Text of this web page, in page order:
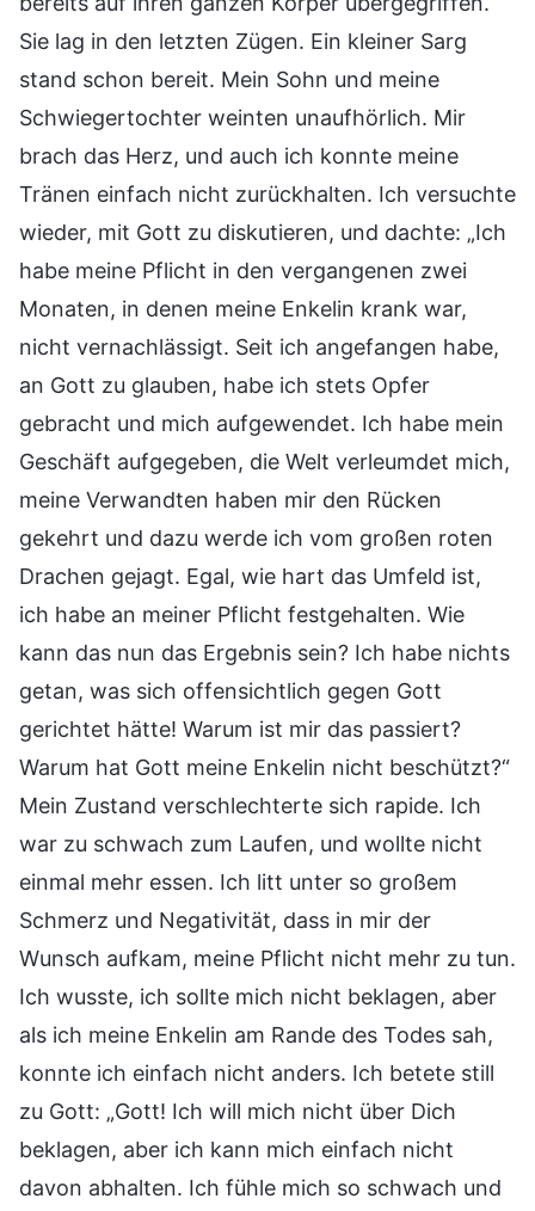
Sie lag in den letzten Zügen. Ein kleiner Sarg
stand schon bereit. Mein Sohn und meine
Schwiegertochter weinten unaufhörlich. Mir
brach das Herz, und auch ich konnte meine
Tränen einfach nicht zurückhalten. Ich versuchte
wieder, mit Gott zu diskutieren, und dachte: „Ich
habe meine Pflicht in den vergangenen zwei
Monaten, in denen meine Enkelin krank war,
nicht vernachlässigt. Seit ich angefangen habe,
an Gott zu glauben, habe ich stets Opfer
gebracht und mich aufgewendet. Ich habe mein
Geschäft aufgegeben, die Welt verleumdet mich,
meine Verwandten haben mir den Rücken
gekehrt und dazu werde ich vom großen roten
Drachen gejagt. Egal, wie hart das Umfeld ist,
ich habe an meiner Pflicht festgehalten. Wie
kann das nun das Ergebnis sein? Ich habe nichts
getan, was sich offensichtlich gegen Gott
gerichtet hätte! Warum ist mir das passiert?
Warum hat Gott meine Enkelin nicht beschützt?“
Mein Zustand verschlechterte sich rapide. Ich
war zu schwach zum Laufen, und wollte nicht
einmal mehr essen. Ich litt unter so großem
Schmerz und Negativität, dass in mir der
Wunsch aufkam, meine Pflicht nicht mehr zu tun.
Ich wusste, ich sollte mich nicht beklagen, aber
als ich meine Enkelin am Rande des Todes sah,
konnte ich einfach nicht anders. Ich betete still
zu Gott: „Gott! Ich will mich nicht über Dich
beklagen, aber ich kann mich einfach nicht
davon abhalten. Ich fühle mich so schwach und